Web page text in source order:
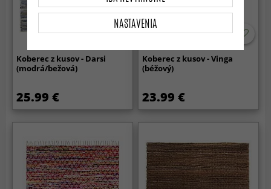
Koberec z kusov - Darsi
(modrá/bežová)
25.99 €
Koberec z kusov - Vinga
(béžový)
23.99 €
NASTAVENIA